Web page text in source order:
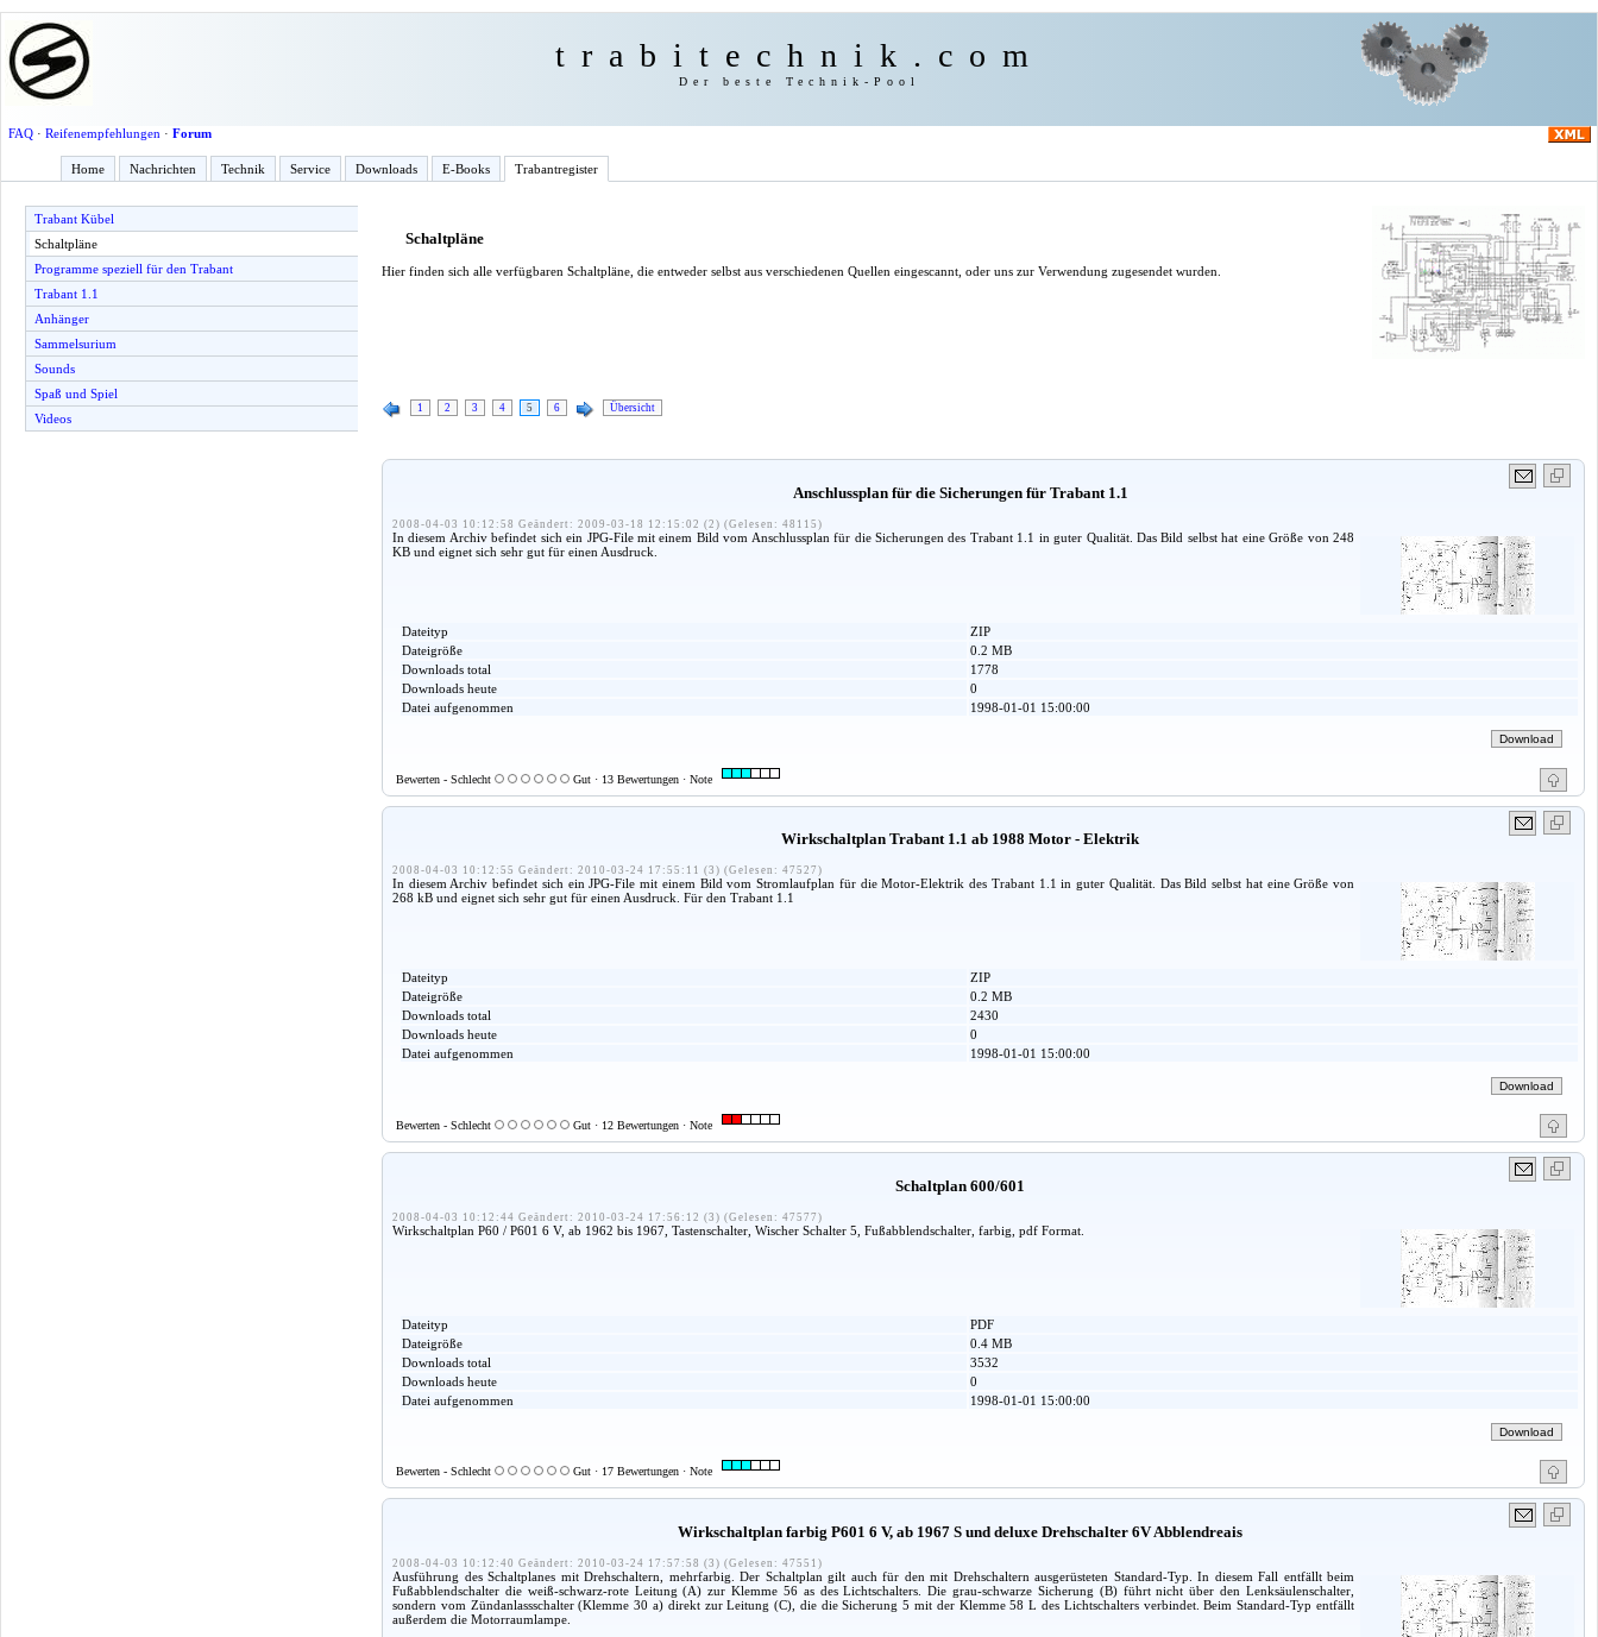
trabitechnik.com
Der beste Technik-Pool
FAQ· Reifenempfehlungen · Forum
Home Nachrichten Technik Service Downloads E-Books Trabantregister
Trabant Kübel
Schaltpläne
Programme speziell für den Trabant
Trabant 1.1
Anhänger
Sammelsurium
Sounds
Spaß und Spiel
Videos
Schaltpläne
Hier finden sich alle verfügbaren Schaltpläne, die entweder selbst aus verschiedenen Quellen eingescannt, oder uns zur Verwendung zugesendet wurden.
1 2 3 4 5 6 Übersicht
Anschlussplan für die Sicherungen für Trabant 1.1
2008-04-03 10:12:58 Geändert: 2009-03-18 12:15:02 (2) (Gelesen: 48115)
In diesem Archiv befindet sich ein JPG-File mit einem Bild vom Anschlussplan für die Sicherungen des Trabant 1.1 in guter Qualität. Das Bild selbst hat eine Größe von 248
KB und eignet sich sehr gut für einen Ausdruck.
Dateityp
ZIP
Dateigröße
0.2 MB
Downloads total
1778
Downloads heute
0
Datei aufgenommen
1998-01-01 15:00:00
Bewerten - Schlecht Gut · 13 Bewertungen · Note
Wirkschaltplan Trabant 1.1 ab 1988 Motor - Elektrik
2008-04-03 10:12:55 Geändert: 2010-03-24 17:55:11 (3) (Gelesen: 47527)
In diesem Archiv befindet sich ein JPG-File mit einem Bild vom Stromlaufplan für die Motor-Elektrik des Trabant 1.1 in guter Qualität. Das Bild selbst hat eine Größe von
268 kB und eignet sich sehr gut für einen Ausdruck. Für den Trabant 1.1
Dateityp
ZIP
Dateigröße
0.2 MB
Downloads total
2430
Downloads heute
0
Datei aufgenommen
1998-01-01 15:00:00
Bewerten - Schlecht Gut · 12 Bewertungen · Note
Schaltplan 600/601
2008-04-03 10:12:44 Geändert: 2010-03-24 17:56:12 (3) (Gelesen: 47577)
Wirkschaltplan P60 / P601 6 V, ab 1962 bis 1967, Tastenschalter, Wischer Schalter 5, Fußabblendschalter, farbig, pdf Format.
Dateityp
PDF
Dateigröße
0.4 MB
Downloads total
3532
Downloads heute
0
Datei aufgenommen
1998-01-01 15:00:00
Bewerten - Schlecht Gut · 17 Bewertungen · Note
Wirkschaltplan farbig P601 6 V, ab 1967 S und deluxe Drehschalter 6V Abblendreais
2008-04-03 10:12:40 Geändert: 2010-03-24 17:57:58 (3) (Gelesen: 47551)
Ausführung des Schaltplanes mit Drehschaltern, mehrfarbig. Der Schaltplan gilt auch für den mit Drehschaltern ausgerüsteten Standard-Typ. In diesem Fall entfällt beim
Fußabblendschalter die weiß-schwarz-rote Leitung (A) zur Klemme 56 as des Lichtschalters. Die grau-schwarze Sicherung (B) führt nicht über den Lenksäulenschalter,
sondern vom Zündanlassschalter (Klemme 30 a) direkt zur Leitung (C), die die Sicherung 5 mit der Klemme 58 L des Lichtschalters verbindet. Beim Standard-Typ entfällt
außerdem die Motorraumlampe.